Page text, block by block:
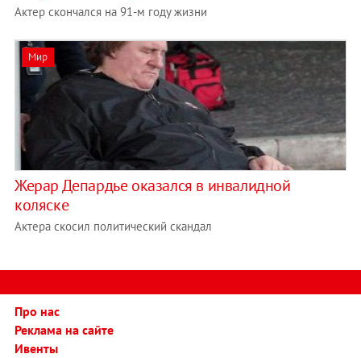
Актер скончался на 91-м году жизни
Мир
Жерар Депардье оказался в инвалидной
коляске
Актера скосил политический скандал
Про нас
Реклама на сайте
Ивенты